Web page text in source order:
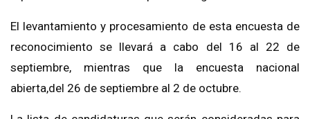
El levantamiento y procesamiento de esta encuesta de
reconocimiento se llevará a cabo del 16 al 22 de
septiembre, mientras que la encuesta nacional
abierta,del 26 de septiembre al 2 de octubre.